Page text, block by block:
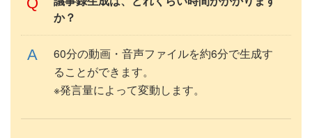
か？
60分の動画・音声ファイルを約6分で生成す
ることができます。
※発言量によって変動します。